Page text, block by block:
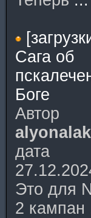
Сага об
Боге
Автор
дата
Это для
2 кампан